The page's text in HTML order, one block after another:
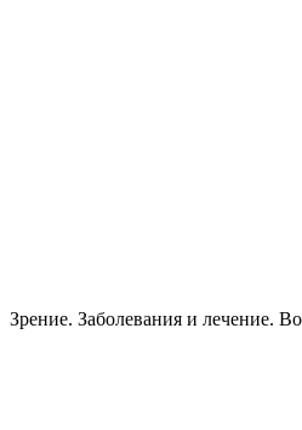
Зрение. Заболевания и лечение.